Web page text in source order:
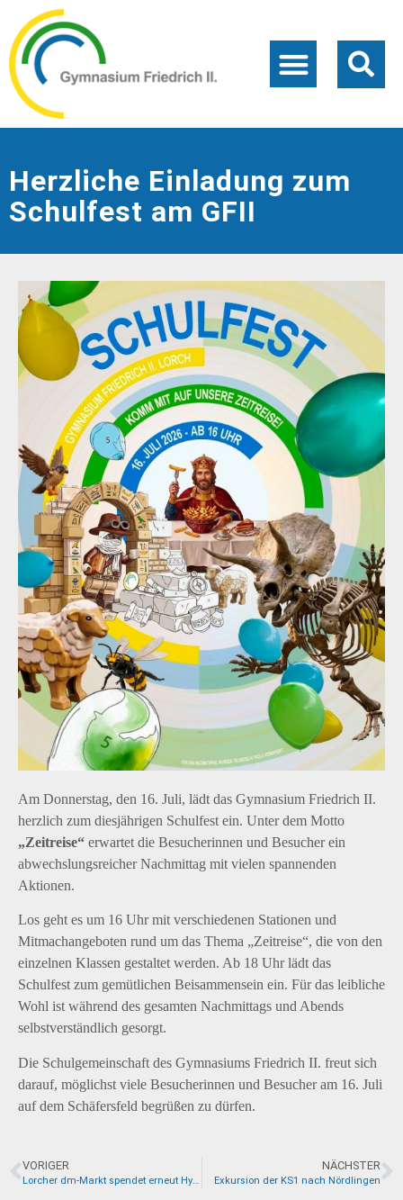
Herzliche Einladung zum
Schulfest am GFII
Am Donnerstag, den 16. Juli, lädt das Gymnasium Friedrich II.
herzlich zum diesjährigen Schulfest ein. Unter dem Motto
„Zeitreise“ erwartet die Besucherinnen und Besucher ein
abwechslungsreicher Nachmittag mit vielen spannenden
Aktionen.
Los geht es um 16 Uhr mit verschiedenen Stationen und
Mitmachangeboten rund um das Thema „Zeitreise“, die von den
einzelnen Klassen gestaltet werden. Ab 18 Uhr lädt das
Schulfest zum gemütlichen Beisammensein ein. Für das leibliche
Wohl ist während des gesamten Nachmittags und Abends
selbstverständlich gesorgt.
Die Schulgemeinschaft des Gymnasiums Friedrich II. freut sich
darauf, möglichst viele Besucherinnen und Besucher am 16. Juli
auf dem Schäfersfeld begrüßen zu dürfen.
VORIGER
Lorcher dm-Markt spendet erneut Hygieneprodukte für das GFII
NÄCHSTER
Exkursion der KS1 nach Nördlingen